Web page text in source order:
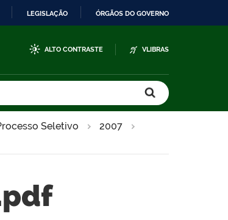
LEGISLAÇÃO ÓRGÃOS DO GOVERNO
ALTO CONTRASTE VLIBRAS
Seletivo 2007